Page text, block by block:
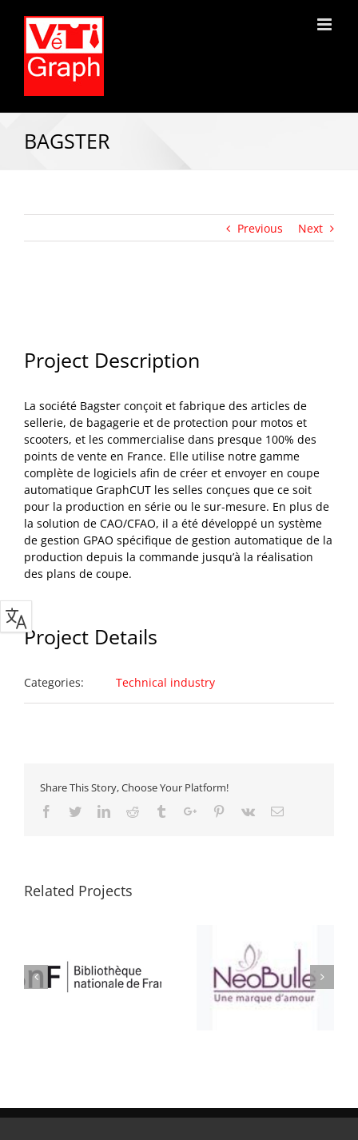
BAGSTER
Previous Next
Project Description
La société Bagster conçoit et fabrique des articles de
sellerie, de bagagerie et de protection pour motos et
scooters, et les commercialise dans presque 100% des
points de vente en France. Elle utilise notre gamme
complète de logiciels afin de créer et envoyer en coupe
automatique GraphCUT les selles conçues que ce soit
pour la production en série ou le sur-mesure. En plus de
la solution de CAO/CFAO, il a été développé un système
de gestion GPAO spécifique de gestion automatique de la
production depuis la commande jusqu’à la réalisation
des plans de coupe.
Project Details
Categories: Technical industry
Share This Story, Choose Your Platform!
Facebook
TwitterLinkedinReddit TumblrGoogle+Pinterest
Vk Email
Related Projects
SELLERIE CONFORT